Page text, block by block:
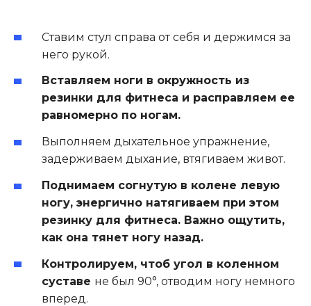
Ставим стул справа от себя и держимся за
него рукой.
Вставляем ноги в окружность из
резинки для фитнеса и расправляем ее
равномерно по ногам.
Выполняем дыхательное упражнение,
задерживаем дыхание, втягиваем живот.
Поднимаем согнутую в колене левую
ногу, энергично натягиваем при этом
резинку для фитнеса. Важно ощутить,
как она тянет ногу назад.
Контролируем, чтоб угол в коленном
суставе не был 90°, отводим ногу немного
вперед.